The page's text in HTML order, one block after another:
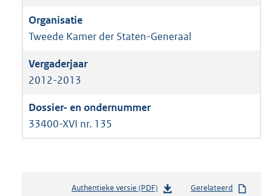
Tweede Kamer der Staten-Generaal
2012-2013
33400-XVI nr. 135
Authentieke versie (PDF)b
Gerelateerd